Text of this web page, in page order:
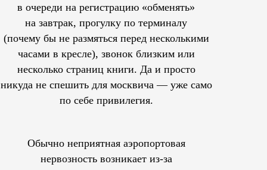
в очереди на регистрацию «обменять»
на завтрак, прогулку по терминалу
(почему бы не размяться перед несколькими
часами в кресле), звонок близким или
несколько страниц книги. Да и просто
никуда не спешить для москвича — уже само
по себе привилегия.
Обычно неприятная аэропортовая
нервозность возникает из-за